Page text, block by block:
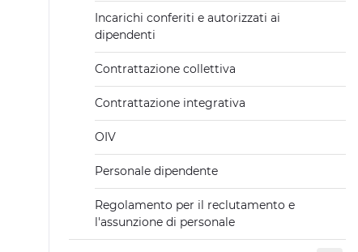
Incarichi conferiti e autorizzati ai
dipendenti
Contrattazione collettiva
Contrattazione integrativa
OIV
Personale dipendente
Regolamento per il reclutamento e
l'assunzione di personale